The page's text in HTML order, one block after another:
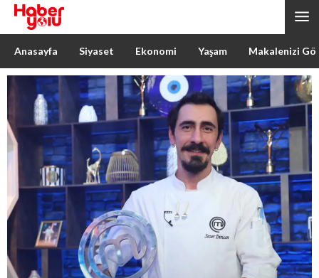
Anasayfa Siyaset Ekonomi Yaşam Makalenizi